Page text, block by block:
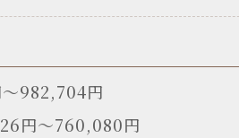
982,704円
円～760,080円